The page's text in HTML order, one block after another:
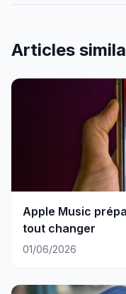
Articles
Apple Music
tout changer
01/06/2026